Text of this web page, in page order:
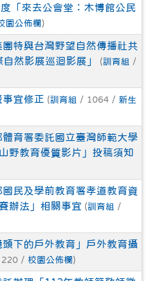
「來去公會堂：木博館公民
園公佈欄 )
特與台灣野望自然傳播社共
然影展巡迴影展」
(訓育組 /
宜修正 (訓育組 / 1064 / 新生
育署委託國立臺灣師範大學
野教育優質影片」投稿須知
民及學前教育署孝道教育資
辦法」相關事宜 (訓育組 /
下的戶外教育」戶外教育攝
/ 校園公佈欄 )